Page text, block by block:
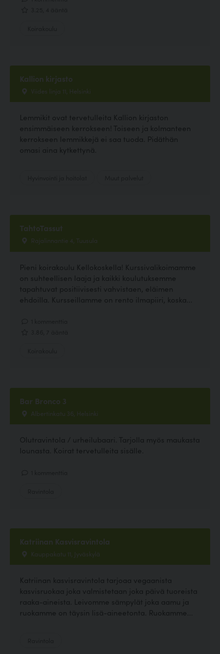
Kallion kirjasto
Viides linja 11, Helsinki
Lemmikit ovat tervetulleita Kallion kirjaston
ensimmäiseen kerrokseen! Toiseen ja kolmanteen
kerrokseen lemmikkejä ei saa tuoda. Pidäthän
omasi aina kytkettynä.
TahtoTassut
Rajalinnantie 4, Tuusula
Pieni koirakoulu Kellokoskella! Kurssivalikoimamme
on suhteellisen laaja ja kaikki koulutuksemme
tapahtuvat positiivisesti vahvistaen, eläimen
ehdoilla. Kursseillamme on rento ilmapiiri, koska...
Bar Bronco 3
Albertinkatu 36, Helsinki
Olutravintola / urheilubaari. Tarjolla myös maukasta
lounasta. Koirat tervetulleita sisälle.
Katriinan Kasvisravintola
Kauppakatu 11, Jyväskylä
Katriinan kasvisravintola tarjoaa vegaanista
kasvisruokaa joka valmistetaan joka päivä tuoreista
raaka-aineista. Leivomme sämpylät joka aamu ja
ruokamme on täysin lisä-aineetonta. Ruokamme...